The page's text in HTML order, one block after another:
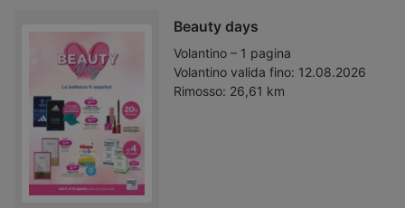
Beauty days
Volantino – 1 pagina
Volantino valida fino: 12.08.2026
Rimosso: 26,61 km